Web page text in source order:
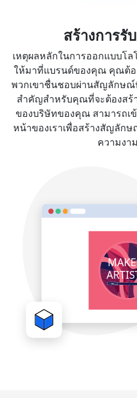
สร้างการรั
เหตุผลหลักในการออกแบบโ
ให้มาที่แบรนด์ของคุณ คุณต้อ
พวกเขาชื่นชอบผ่านสัญลักษณ์
สำคัญสำหรับคุณที่จะต้องสร้
ของบริษัทของคุณ สามารถเข้
หน้าของเราเพื่อสร้างสัญลัก
ความง